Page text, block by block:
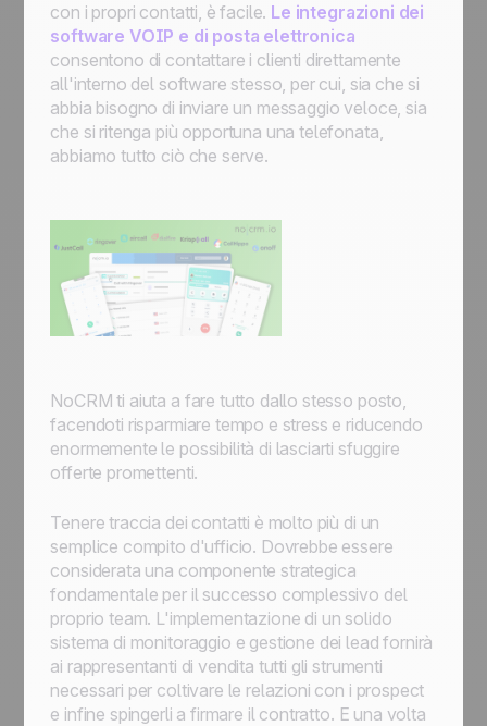
con i propri contatti, è facile. Le integrazioni dei
software VOIP e di posta elettronica
consentono di contattare i clienti direttamente
all'interno del software stesso, per cui, sia che si
abbia bisogno di inviare un messaggio veloce, sia
che si ritenga più opportuna una telefonata,
abbiamo tutto ciò che serve.
NoCRM ti aiuta a fare tutto dallo stesso posto,
facendoti risparmiare tempo e stress e riducendo
enormemente le possibilità di lasciarti sfuggire
offerte promettenti.
Tenere traccia dei contatti è molto più di un
semplice compito d'ufficio. Dovrebbe essere
considerata una componente strategica
fondamentale per il successo complessivo del
proprio team. L'implementazione di un solido
sistema di monitoraggio e gestione dei lead fornirà
ai rappresentanti di vendita tutti gli strumenti
necessari per coltivare le relazioni con i prospect
e infine spingerli a firmare il contratto. E una volta